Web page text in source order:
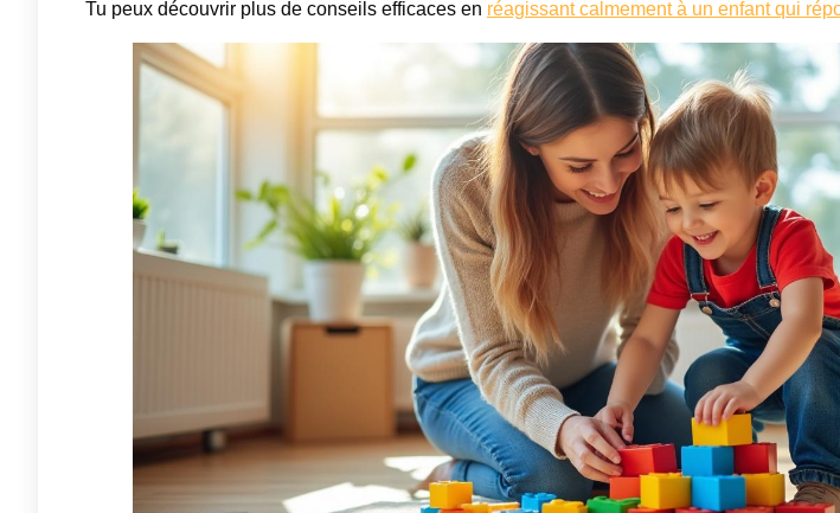
Tu peux découvrir plus de conseils efficaces en réagissant calmement à un enfant qui